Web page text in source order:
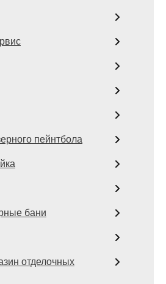
пейнтбола
бани
отделочных